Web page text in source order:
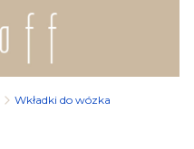
Wkładki do wózka